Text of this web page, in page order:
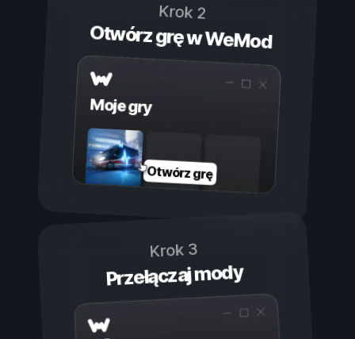
Krok 2
Otwórz grę w WeMod
Moje gry
Otwórz grę
Krok 3
Przełączaj mody